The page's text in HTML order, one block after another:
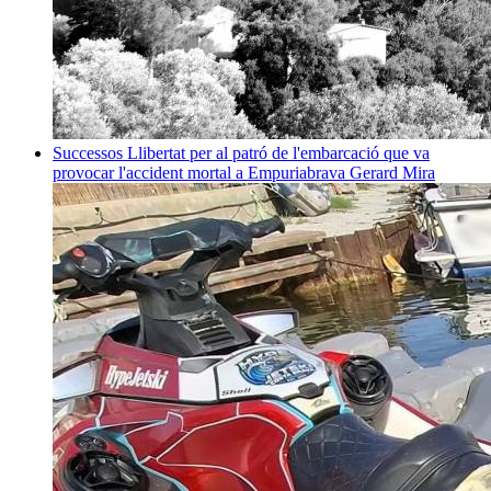
Successos Llibertat per al patró de l'embarcació que va
provocar l'accident mortal a Empuriabrava Gerard Mira